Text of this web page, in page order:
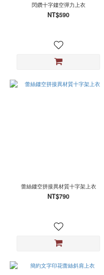
閃鑽十字鏤空彈力上衣
NT$590
蕾絲鏤空拼接異材質十字架上衣
NT$790